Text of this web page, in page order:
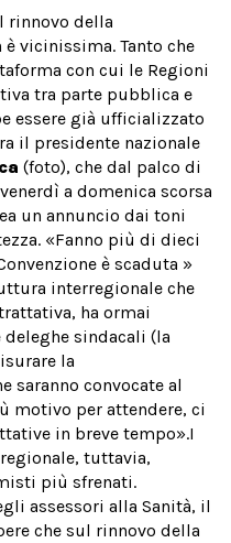
rinnovo della
è vicinissima. Tanto che
con cui le Regioni
tra parte pubblica e
essere già ufficializzato
il presidente nazionale
(foto), che dal palco di
a domenica scorsa
un annuncio dai toni
«Fanno più di dieci
è scaduta »
interregionale che
ha ormai
sindacali (la
la
saranno convocate al
motivo per attendere, ci
in breve tempo».I
tuttavia,
più sfrenati.
assessori alla Sanità, il
che sul rinnovo della